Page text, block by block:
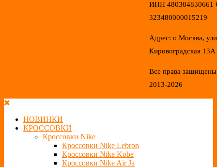
ИНН 480304830661
323480000015219
Адрес: г. Москва,
Кировоградская 13А
Все права
2013-2026
НОВИНКИ
КРОССОВКИ
Кроссовки Nike
Кроссовки Nike Lebron
Кроссовки Nike Kobe
Кроссовки Nike Air Ja